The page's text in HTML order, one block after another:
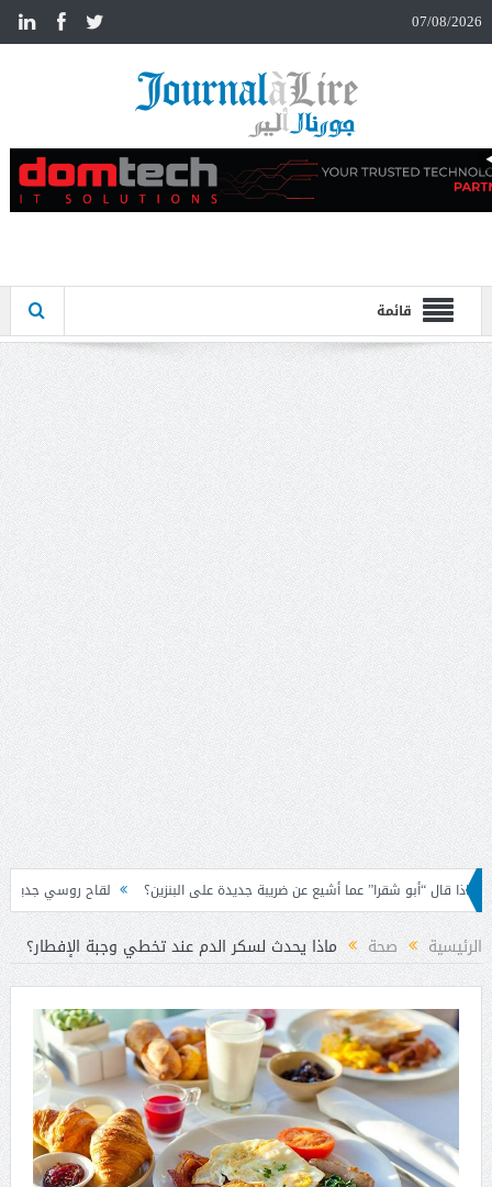
07/08/2026
قائمة
“أبو شقرا” عما أشيع عن ضريبة جديدة على البنزين؟
لقاح روسي جديد يبشر بحماية
السكنية
الرئيسية صحة ماذا يحدث لسكر الدم عند تخطي وجبة الإفطار؟